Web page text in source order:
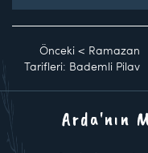
Önceki < Ramazan
Tarifleri: Bademli Pilav
Arda'nın